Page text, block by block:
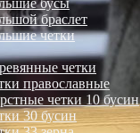
бусы
браслет
четки
четки
православные
четки 10 бусин
30 бусин